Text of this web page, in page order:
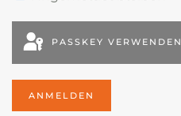
PASSKEY VERWENDEN
ANMELDEN